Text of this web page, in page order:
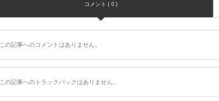
コメント ( 0 )
この記事へのコメントはありません。
この記事へのトラックバックはありません。